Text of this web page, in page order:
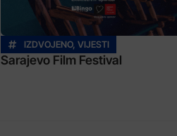
IZDVOJENO, VIJESTI
Sarajevo Film Festival